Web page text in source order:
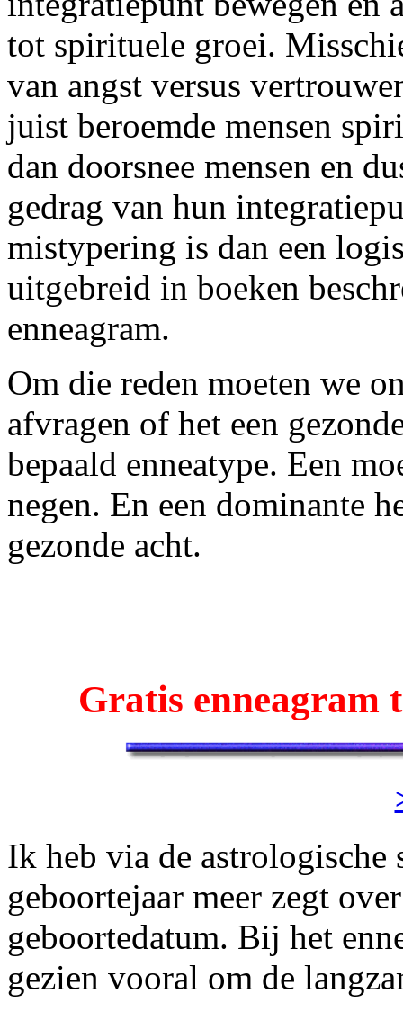
tot spirituele groei.
van angst versus
juist beroemde mensen
dan doorsnee mensen en
gedrag van hun
mistypering is dan een
uitgebreid in boeken
enneagram.
Om die reden moeten we
afvragen of het een
bepaald enneatype. Een
negen. En een dominante
gezonde acht.
Gratis enneagram
Ik heb via de astrologische
geboortejaar meer zegt
geboortedatum. Bij het
gezien vooral om de